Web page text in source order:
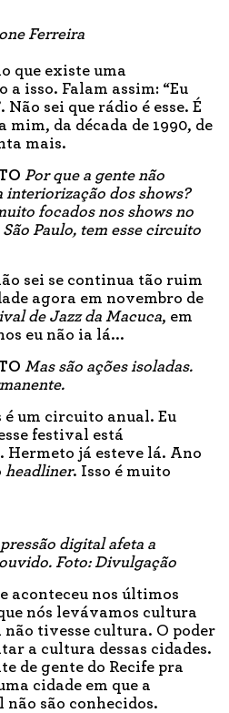
Ferreira
que existe uma
a isso. Falam assim: “Eu
sei que rádio é esse. É
da década de 1990, de
mais.
Por que a gente não
interiorização dos shows?
focados nos shows no
Paulo, tem esse circuito
sei se continua tão ruim
agora em novembro de
de Jazz da Macuca, em
eu não ia lá...
Mas são ações isoladas.
é um circuito anual. Eu
festival está
Hermeto já esteve lá. Ano
headliner. Isso é muito
digital afeta a
Foto: Divulgação
aconteceu nos últimos
nós levávamos cultura
tivesse cultura. O poder
a cultura dessas cidades.
de gente do Recife pra
cidade em que a
são conhecidos.